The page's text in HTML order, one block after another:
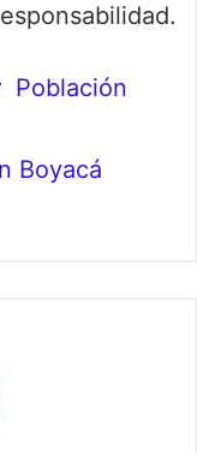
Población
Boyacá